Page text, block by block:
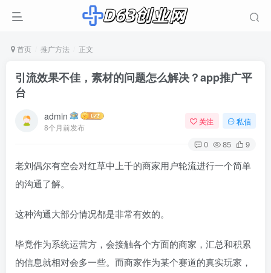
首页 推广方法 正文
引流效果不佳，素材的问题怎么解决？app推广平
台
admin
8个月前发布
关注 私信
0 85 9
老刘偶尔有空会对红草中上千的商家用户轮流进行一个简单
的沟通了解。
这种沟通大部分情况都是非常有效的。
毕竟作为系统运营方，会接触各个方面的商家，汇总和积累
的信息就相对会多一些。而商家作为某个赛道的真实玩家，